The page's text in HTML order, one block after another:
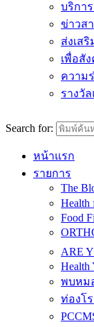
บริกา
ข่าวส
ส่งเส
เพื่อสั
ความ
รางวั
Search for:
หน้าแรก
รายการ
The
Food
ARE
Health
พบหม
ท่องโ